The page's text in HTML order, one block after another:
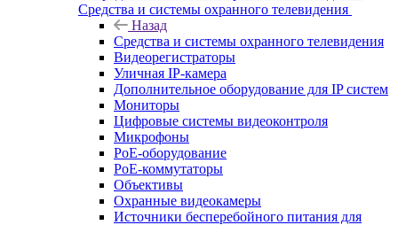
Средства и системы охранного телевидения
Назад
Средства и системы охранного телевидения
Видеорегистраторы
Уличная IP-камера
Дополнительное оборудование для IP систем
Мониторы
Цифровые системы видеоконтроля
Микрофоны
PoE-оборудование
PoE-коммутаторы
Объективы
Охранные видеокамеры
Источники бесперебойного питания для